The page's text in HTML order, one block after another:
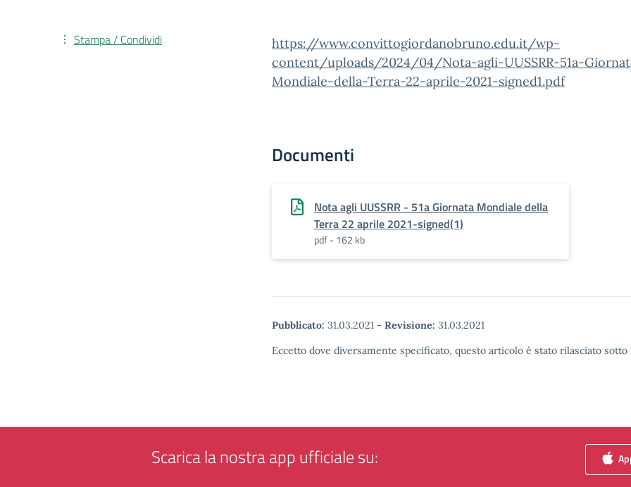
https://www.convittogiordanobruno.edu.it/wp-
content/uploads/2024/04/Nota-agli-UUSSRR-51a-
Mondiale-della-Terra-22-aprile-2021-signed1.pdf
Documenti
Nota agli UUSSRR - 51a Giornata Mondiale della
Terra 22 aprile 2021-signed(1)
pdf - 162 kb
Pubblicato: 31.03.2021 - Revisione: 31.03.2021
Eccetto dove diversamente specificato, questo articolo è stato rilasciato
Stampa / Condividi
Scarica la nostra app ufficiale su: